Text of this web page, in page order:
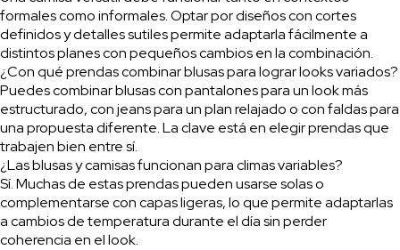
formales como informales. Optar por diseños con cortes
definidos y detalles sutiles permite adaptarla fácilmente a
distintos planes con pequeños cambios en la combinación.
¿Con qué prendas combinar blusas para lograr looks variados?
Puedes combinar blusas con pantalones para un look más
estructurado, con jeans para un plan relajado o con faldas para
una propuesta diferente. La clave está en elegir prendas que
trabajen bien entre sí.
¿Las blusas y camisas funcionan para climas variables?
Sí. Muchas de estas prendas pueden usarse solas o
complementarse con capas ligeras, lo que permite adaptarlas
a cambios de temperatura durante el día sin perder
coherencia en el look.